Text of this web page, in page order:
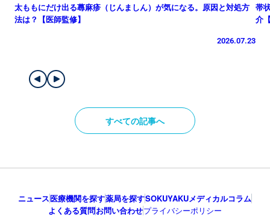
太ももにだけ出る蕁麻疹（じんましん）が気になる。原因と対処方
法は？【医師監修】
2026.07.23
帯
介
すべての記事へ
ニュース医療機関を探す薬局を探すSOKUYAKUメディカルコラム
よくある質問お問い合わせプライバシーポリシー